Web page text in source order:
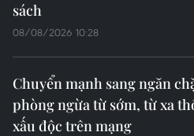
sách
08/08/2026 10:28
Chuyển mạnh sang ngăn
phòng ngừa từ sớm, từ xa
xấu độc trên mạng